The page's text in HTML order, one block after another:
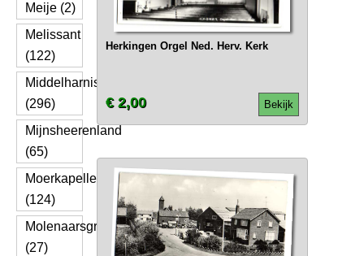
Meije (2)
Melissant
(122)
Middelharnis
(296)
Mijnsheerenland
(65)
Moerkapelle
(124)
Molenaarsgraaf
(27)
Herkingen Orgel Ned. Herv. Kerk
Bekijk
€ 2,00